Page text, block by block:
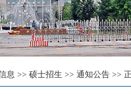
息 >> 硕士招生 >> 通知公告 >>